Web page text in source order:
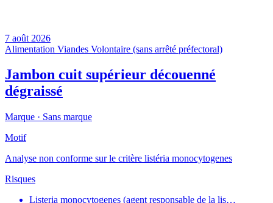
7 août 2026
Alimentation Viandes Volontaire (sans arrêté préfectoral)
Jambon cuit supérieur découenné
dégraissé
Marque · Sans marque
Motif
Analyse non conforme sur le critère listéria monocytogenes
Risques
Listeria monocytogenes (agent responsable de la lis…